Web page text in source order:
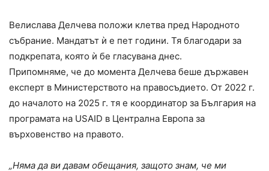
Велислава Делчева положи клетва пред Народното
събрание. Мандатът ѝ е пет години. Тя благодари за
подкрепата, която ѝ бе гласувана днес.
Припомняме, че до момента Делчева беше държавен
експерт в Министерството на правосъдието. От 2022 г.
до началото на 2025 г. тя е координатор за България на
програмата на USAID в Централна Европа за
върховенство на правото.
„Няма да ви давам обещания, защото знам, че ми